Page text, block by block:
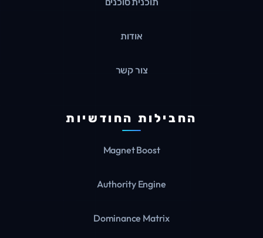
אודות
צור קשר
החבילות החודשיות
Magnet Boost
Authority Engine
Dominance Matrix